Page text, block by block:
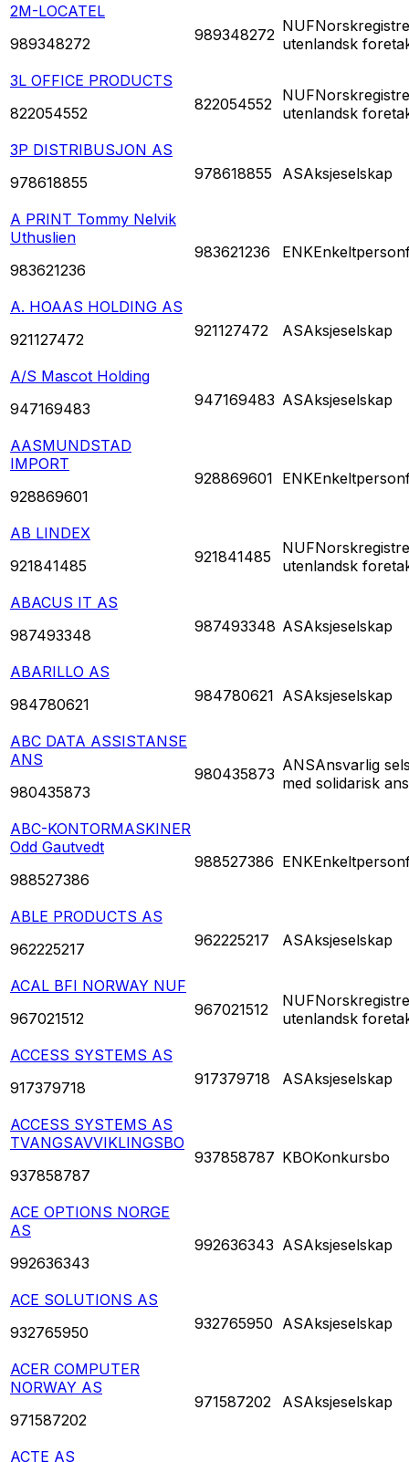
2M-LOCATEL
989348272
989348272 NUF
utenlandsk
3L OFFICE PRODUCTS
822054552
822054552 NUF
utenlandsk
3P DISTRIBUSJON AS
978618855
978618855 ASAksjeselskap
A PRINT Tommy Nelvik
Uthuslien
983621236
983621236 ENK
A. HOAAS HOLDING AS
921127472
921127472 ASAksjeselskap
A/S Mascot Holding
947169483
947169483 ASAksjeselskap
AASMUNDSTAD
IMPORT
928869601
928869601 ENK
AB LINDEX
921841485
921841485 NUF
utenlandsk
ABACUS IT AS
987493348
987493348 ASAksjeselskap
ABARILLO AS
984780621
984780621 ASAksjeselskap
ABC DATA ASSISTANSE
ANS
980435873
980435873 ANSAnsvarlig
med solidarisk
ABC-KONTORMASKINER
Odd Gautvedt
988527386
988527386 ENK
ABLE PRODUCTS AS
962225217
962225217 ASAksjeselskap
ACAL BFI NORWAY NUF
967021512
967021512 NUF
utenlandsk
ACCESS SYSTEMS AS
917379718
917379718 ASAksjeselskap
ACCESS SYSTEMS AS
TVANGSAVVIKLINGSBO
937858787
937858787 KBOKonkursbo
ACE OPTIONS NORGE
AS
992636343
992636343 ASAksjeselskap
ACE SOLUTIONS AS
932765950
932765950 ASAksjeselskap
ACER COMPUTER
NORWAY AS
971587202
971587202 ASAksjeselskap
ACTE AS